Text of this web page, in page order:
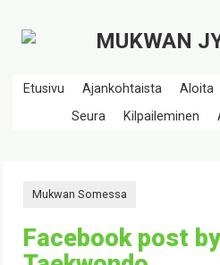
Etusivu Ajankohtaista Aloita
Seura
Kilpaileminen
Mukwan Somessa
Facebook post